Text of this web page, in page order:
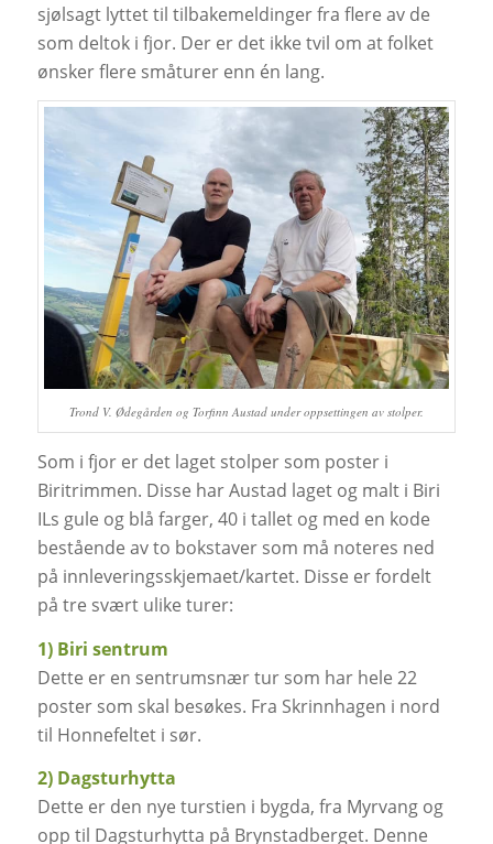
sjølsagt lyttet til tilbakemeldinger fra flere av de
som deltok i fjor. Der er det ikke tvil om at folket
ønsker flere småturer enn én lang.
Trond V. Ødegården og Torfinn Austad under oppsettingen av stolper.
Som i fjor er det laget stolper som poster i
Biritrimmen. Disse har Austad laget og malt i Biri
ILs gule og blå farger, 40 i tallet og med en kode
bestående av to bokstaver som må noteres ned
på innleveringsskjemaet/kartet. Disse er fordelt
på tre svært ulike turer:
1) Biri sentrum
Dette er en sentrumsnær tur som har hele 22
poster som skal besøkes. Fra Skrinnhagen i nord
til Honnefeltet i sør.
2) Dagsturhytta
Dette er den nye turstien i bygda, fra Myrvang og
opp til Dagsturhytta på Brynstadberget. Denne